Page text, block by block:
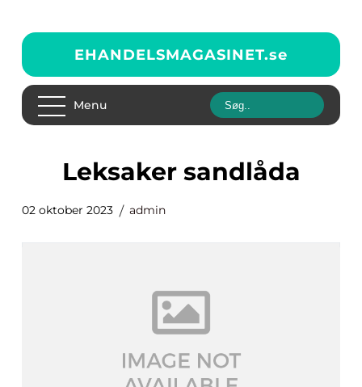
EHANDELSMAGASINET.se
Menu
leksaker sandlåda
02 oktober 2023 admin